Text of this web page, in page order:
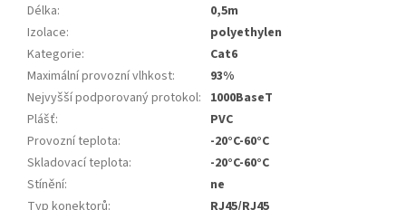
Délka:
0,5m
Izolace:
polyethylen
Kategorie:
Cat6
Maximální provozní vlhkost:
93%
Nejvyšší podporovaný protokol: 1000BaseT
Plášť:
PVC
Provozní teplota:
-20°C-60°C
Skladovací teplota:
-20°C-60°C
Stínění:
ne